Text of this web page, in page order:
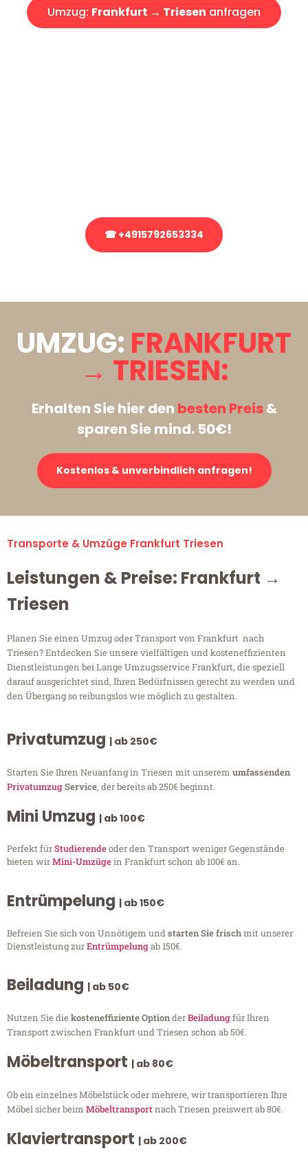
Umzug: Frankfurt → Triesen anfragen
☎ +4915792653334
UMZUG: FRANKFURT
→ TRIESEN:
Erhalten Sie hier den besten Preis&
sparen Sie mind. 50€!
Kostenlos & unverbindlich anfragen!
Transporte & Umzüge Frankfurt Triesen
Leistungen & Preise: Frankfurt →
Triesen
Planen Sie einen Umzug oder Transport von Frankfurt nach
Triesen? Entdecken Sie unsere vielfältigen und kosteneffizienten
Dienstleistungen bei Lange Umzugsservice Frankfurt, die speziell
darauf ausgerichtet sind, Ihren Bedürfnissen gerecht zu werden und
den Übergang so reibungslos wie möglich zu gestalten.
Privatumzug | ab 250€
Starten Sie Ihren Neuanfang in Triesen mit unserem umfassenden
PrivatumzugService, der bereits ab 250€ beginnt.
Mini Umzug | ab 100€
Perfekt fürStudierendeoder den Transport weniger Gegenstände
bieten wirMini-Umzügein Frankfurt schon ab 100€ an.
Entrümpelung | ab 150€
Befreien Sie sich von Unnötigem undstarten Sie frischmit unserer
Dienstleistung zurEntrümpelungab 150€.
Beiladung | ab 50€
Nutzen Sie diekosteneffiziente OptionderBeiladungfür Ihren
Transport zwischen Frankfurt und Triesen schon ab 50€.
Möbeltransport | ab 80€
Ob ein einzelnes Möbelstück oder mehrere, wir transportieren Ihre
Möbel sicher beim Möbeltransportnach Triesen preiswert ab 80€.
Klaviertransport | ab 200€